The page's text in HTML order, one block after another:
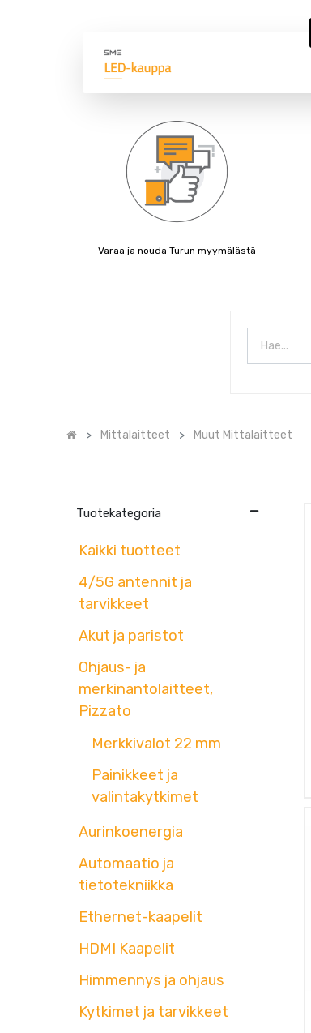
Varaa ja nouda Turun myymälästä
Mittalaitteet Muut Mittalaitteet
Tuotekategoria
Kaikki tuotteet
4/5G antennit ja
tarvikkeet
Akut ja paristot
Ohjaus- ja
merkinantolaitteet,
Pizzato
Merkkivalot 22 mm
Painikkeet ja
valintakytkimet
Aurinkoenergia
Automaatio ja
tietotekniikka
Ethernet-kaapelit
HDMI Kaapelit
Himmennys ja ohjaus
Kytkimet ja tarvikkeet